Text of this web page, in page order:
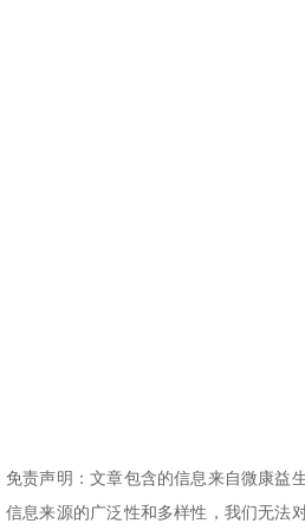
免责声明：文章包含的信息来自微康益
信息来源的广泛性和多样性，我们无法